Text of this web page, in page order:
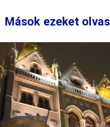
Mások ezeket